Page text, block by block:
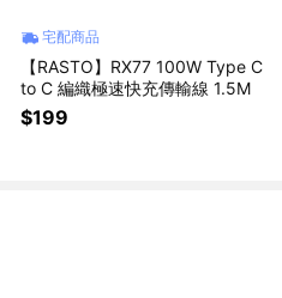
宅配商品
【RASTO】RX77 100W Type C
to C 編織極速快充傳輸線 1.5M
$199